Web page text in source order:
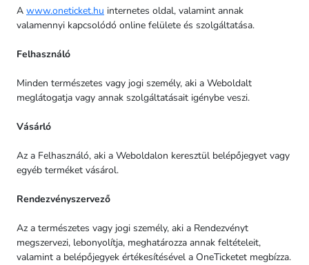
A www.oneticket.hu internetes oldal, valamint annak
valamennyi kapcsolódó online felülete és szolgáltatása.
Felhasználó
Minden természetes vagy jogi személy, aki a Weboldalt
meglátogatja vagy annak szolgáltatásait igénybe veszi.
Vásárló
Az a Felhasználó, aki a Weboldalon keresztül belépőjegyet vagy
egyéb terméket vásárol.
Rendezvényszervező
Az a természetes vagy jogi személy, aki a Rendezvényt
megszervezi, lebonyolítja, meghatározza annak feltételeit,
valamint a belépőjegyek értékesítésével a OneTicketet megbízza.